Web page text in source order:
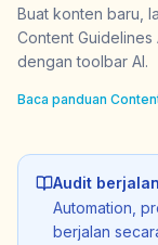
Buat konten baru,
Content
dengan toolbar AI.
Baca panduan
Audit
Automation,
berjalan